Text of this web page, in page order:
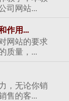
司网站...
作用...
网站的要求
质量，...
，无论你销
售的客...